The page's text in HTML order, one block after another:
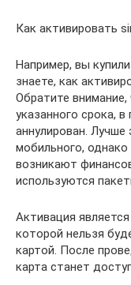
Как активировать
Например, вы
знаете, как
Обратите
указанного срока,
аннулирован. Лучше
мобильного, однако
возникают
используются
Активация
которой нельзя
картой. После
карта станет